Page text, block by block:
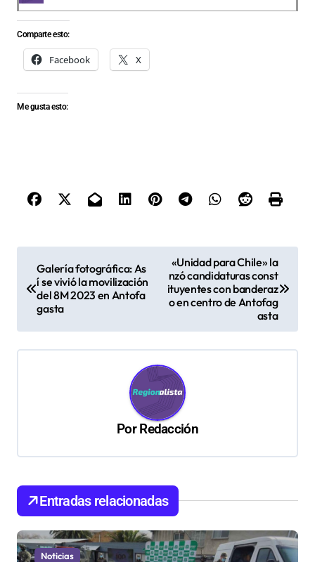
Comparte esto:
Facebook X
Me gusta esto:
e
g
d
e
e
Galería fotográfica: As
í se vivió la movilización
del 8M 2023 en Antofa
gasta
«Unidad para Chile» la
nzó candidaturas const
ituyentes con banderaz
o en centro de Antofag
asta
PorRedacción
Entradas relacionadas
Noticias